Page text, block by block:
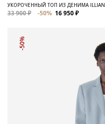
УКОРОЧЕННЫЙ ТОП ИЗ ДЕНИМА ILLIAN
33 900 ₽ -50% 16 950 ₽
-50%